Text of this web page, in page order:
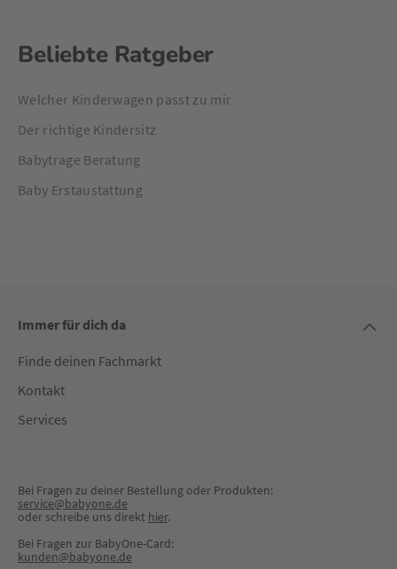
Beliebte Ratgeber
Welcher Kinderwagen passt zu mir
Der richtige Kindersitz
Babytrage Beratung
Baby Erstaustattung
Immer für dich da
Finde deinen Fachmarkt
Kontakt
Services
Bei Fragen zu deiner Bestellung oder Produkten:
service@babyone.de
oder schreibe uns direkt hier.
Bei Fragen zur BabyOne-Card:
kunden@babyone.de